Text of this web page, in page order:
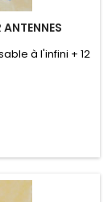
à l'infini + 12